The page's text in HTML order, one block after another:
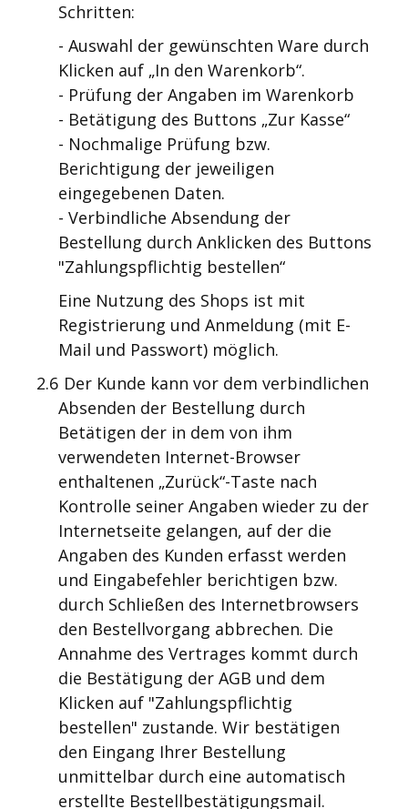
Schritten:
- Auswahl der gewünschten Ware durch
Klicken auf „In den Warenkorb“.
- Prüfung der Angaben im Warenkorb
- Betätigung des Buttons „Zur Kasse“
- Nochmalige Prüfung bzw.
Berichtigung der jeweiligen
eingegebenen Daten.
- Verbindliche Absendung der
Bestellung durch Anklicken des Buttons
"Zahlungspflichtig bestellen“
Eine Nutzung des Shops ist mit
Registrierung und Anmeldung (mit E-
Mail und Passwort) möglich.
2.6 Der Kunde kann vor dem verbindlichen
Absenden der Bestellung durch
Betätigen der in dem von ihm
verwendeten Internet-Browser
enthaltenen „Zurück“-Taste nach
Kontrolle seiner Angaben wieder zu der
Internetseite gelangen, auf der die
Angaben des Kunden erfasst werden
und Eingabefehler berichtigen bzw.
durch Schließen des Internetbrowsers
den Bestellvorgang abbrechen. Die
Annahme des Vertrages kommt durch
die Bestätigung der AGB und dem
Klicken auf "Zahlungspflichtig
bestellen" zustande. Wir bestätigen
den Eingang Ihrer Bestellung
unmittelbar durch eine automatisch
erstellte Bestellbestätigungsmail.